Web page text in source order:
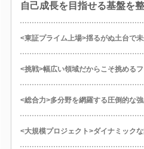
自己成長を目指せる基盤を
<東証プライム上場>揺るがぬ土台で
<挑戦>幅広い領域だからこそ挑める
<総合力>多分野を網羅する圧倒的な
<大規模プロジェクト>ダイナミックな